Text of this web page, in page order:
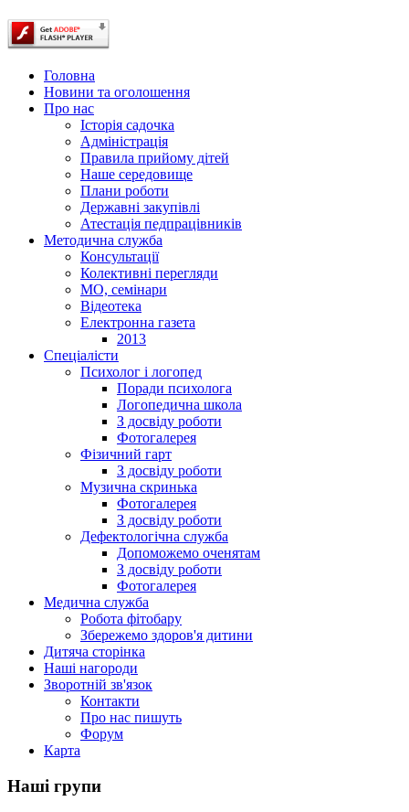
Головна
Новини та оголошення
Про нас
Історія садочка
Адміністрація
Правила прийому дітей
Наше середовище
Плани роботи
Державні закупівлі
Атестація педпрацівників
Методична служба
Консультації
Колективні перегляди
МО, семінари
Відеотека
Електронна газета
2013
Спеціалісти
Психолог і логопед
Поради психолога
Логопедична школа
З досвіду роботи
Фотогалерея
Фізичний гарт
З досвіду роботи
Музична скринька
Фотогалерея
З досвіду роботи
Дефектологічна служба
Допоможемо оченятам
З досвіду роботи
Фотогалерея
Медична служба
Робота фітобару
Збережемо здоров'я дитини
Дитяча сторінка
Наші нагороди
Зворотній зв'язок
Контакти
Про нас пишуть
Форум
Карта
Наші групи